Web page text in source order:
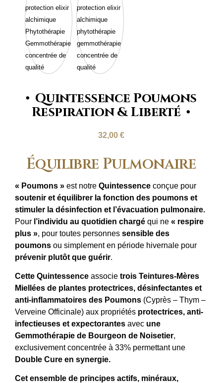
Quintessence Poumons
Respiration & Liberté
32,00 €
Équilibre Pulmonaire
« Poumons » est notre Quintessence conçue pour
soutenir et équilibrer la fonction des poumons et
stimuler la désinfection et l’évacuation pulmonaire.
Pour l’individu au quotidien chargé qui ne « respire
plus », pour toutes personnes sensible des
poumons ou simplement en période hivernale pour
prévenir plutôt que guérir.
Cette Quintessence associe trois Teintures-Mères
Miellées de plantes protectrices, désinfectantes et
anti-inflammatoires des Poumons (Cyprès – Thym –
Verveine Officinale) aux propriétés protectrices, anti-
infectieuses et expectorantes avec une
Gemmothérapie de Bourgeon de Noisetier,
exclusivement concentrée à 33% permettant une
Double Cure en synergie.
Cet ensemble de principes actifs, minéraux,